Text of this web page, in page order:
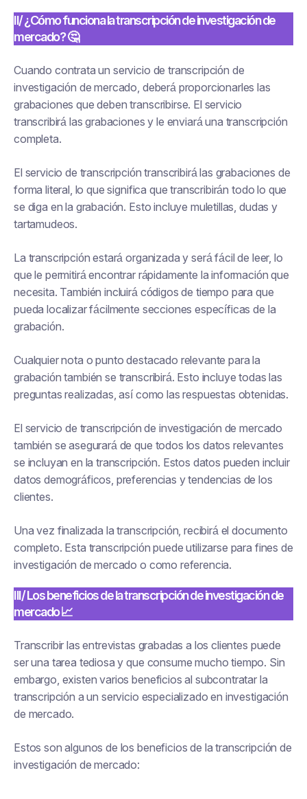
II/ ¿Cómo funciona la transcripción de investigación de
mercado? 🤔
Cuando contrata un servicio de transcripción de
investigación de mercado, deberá proporcionarles las
grabaciones que deben transcribirse. El servicio
transcribirá las grabaciones y le enviará una transcripción
completa.
El servicio de transcripción transcribirá las grabaciones de
forma literal, lo que significa que transcribirán todo lo que
se diga en la grabación. Esto incluye muletillas, dudas y
tartamudeos.
La transcripción estará organizada y será fácil de leer, lo
que le permitirá encontrar rápidamente la información que
necesita. También incluirá códigos de tiempo para que
pueda localizar fácilmente secciones específicas de la
grabación.
Cualquier nota o punto destacado relevante para la
grabación también se transcribirá. Esto incluye todas las
preguntas realizadas, así como las respuestas obtenidas.
El servicio de transcripción de investigación de mercado
también se asegurará de que todos los datos relevantes
se incluyan en la transcripción. Estos datos pueden incluir
datos demográficos, preferencias y tendencias de los
clientes.
Una vez finalizada la transcripción, recibirá el documento
completo. Esta transcripción puede utilizarse para fines de
investigación de mercado o como referencia.
III/ Los beneficios de la transcripción de investigación de
mercado 📈
Transcribir las entrevistas grabadas a los clientes puede
ser una tarea tediosa y que consume mucho tiempo. Sin
embargo, existen varios beneficios al subcontratar la
transcripción a un servicio especializado en investigación
de mercado.
Estos son algunos de los beneficios de la transcripción de
investigación de mercado: